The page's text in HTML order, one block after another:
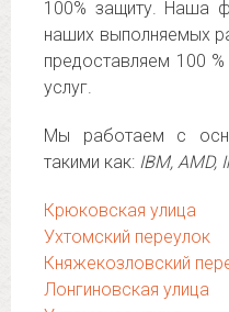
100% защиту. Наша
наших выполняемых
предоставляем 100
услуг.
Мы работаем с
такими как: IBM, AMD,
Крюковская улица
Ухтомский переулок
Княжекозловский
Лонгиновская улица